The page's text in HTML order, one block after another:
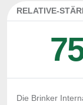
Die Brinker